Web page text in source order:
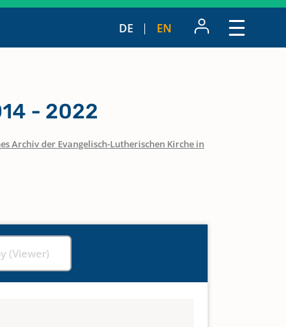
DE EN
- 2022
Archiv der Evangelisch-Lutherischen Kirche in
(Viewer)